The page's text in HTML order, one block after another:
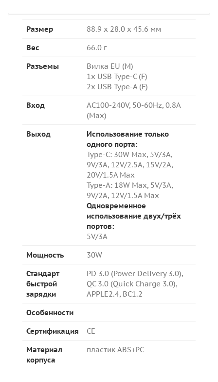
Размер
88.9 x 28.0 x 45.6 мм
Вес
66.0 г
Разъемы
Вилка EU (M)
1x USB Type-C (F)
2x USB Type-A (F)
Вход
AC100-240V, 50-60Hz, 0.8A
(Max)
Выход
Использование только
одного порта:
Type-C: 30W Max, 5V/3A,
9V/3A, 12V/2.5A, 15V/2A,
20V/1.5A Max
Type-A: 18W Max, 5V/3A,
9V/2A, 12V/1.5A Max
Одновременное
использование двух/трёх
портов:
5V/3A
Мощность
30W
Стандарт
быстрой
зарядки
PD 3.0 (Power Delivery 3.0),
QC 3.0 (Quick Charge 3.0),
APPLE2.4, BC1.2
Особенности
Сертификация
CE
Материал
корпуса
пластик ABS+PC